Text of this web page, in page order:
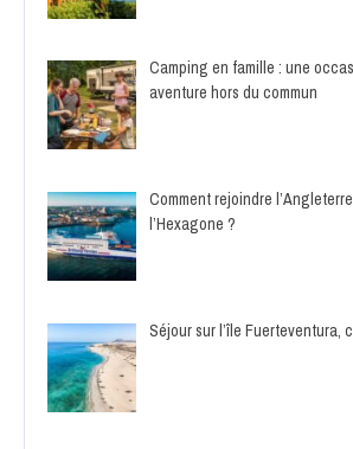
Camping en famille : une
aventure hors du commun
Comment rejoindre
l’Hexagone ?
Séjour sur l’île Fuerteventura,